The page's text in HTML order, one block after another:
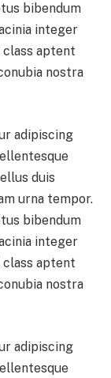
bibendum
integer
class aptent
nostra
adipiscing
duis
urna tempor.
bibendum
integer
class aptent
nostra
adipiscing